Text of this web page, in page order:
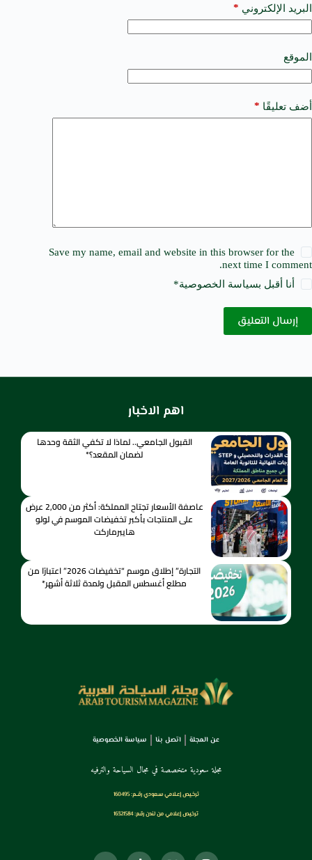
البريد الإلكتروني *
الموقع
أضف تعليقًا *
Save my name, email and website in this browser for the
next time I comment.
أنا أقبل بسياسة الخصوصية*
إرسال التعليق
a
t
i
e
:
اهم الاخبار
القبول الجامعي.. لماذا لا تكفي الثقة وحدها
لضمان المقعد؟*
عاصفة الأسعار تجتاح المملكة: أكثر من 2,000 عرض
على المنتجات بأكبر تخفيضات الموسم في لولو
هايبرماركت
التجارة” إطلاق موسم “تخفيضات 2026” اعتبارًا من
مطلع أغسطس المقبل ولمدة ثلاثة أشهر*
عن المجلة اتصل بنا سياسة الخصوصية
مجلة سعودية متخصصة في مجال السياحة والترفيه
ترخـيص إعـلامي سـعودي رقــم: 160495
ترخيص إعلامي من لندن رقم: 16321584